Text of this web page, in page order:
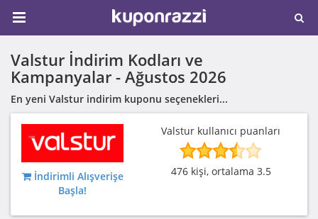
Valstur İndirim Kodları ve
Kampanyalar - Ağustos 2026
En yeni Valstur indirim kuponu seçenekleri...
İndirimli Alışverişe
Başla!
Valstur kullanıcı puanları
476 kişi, ortalama 3.5